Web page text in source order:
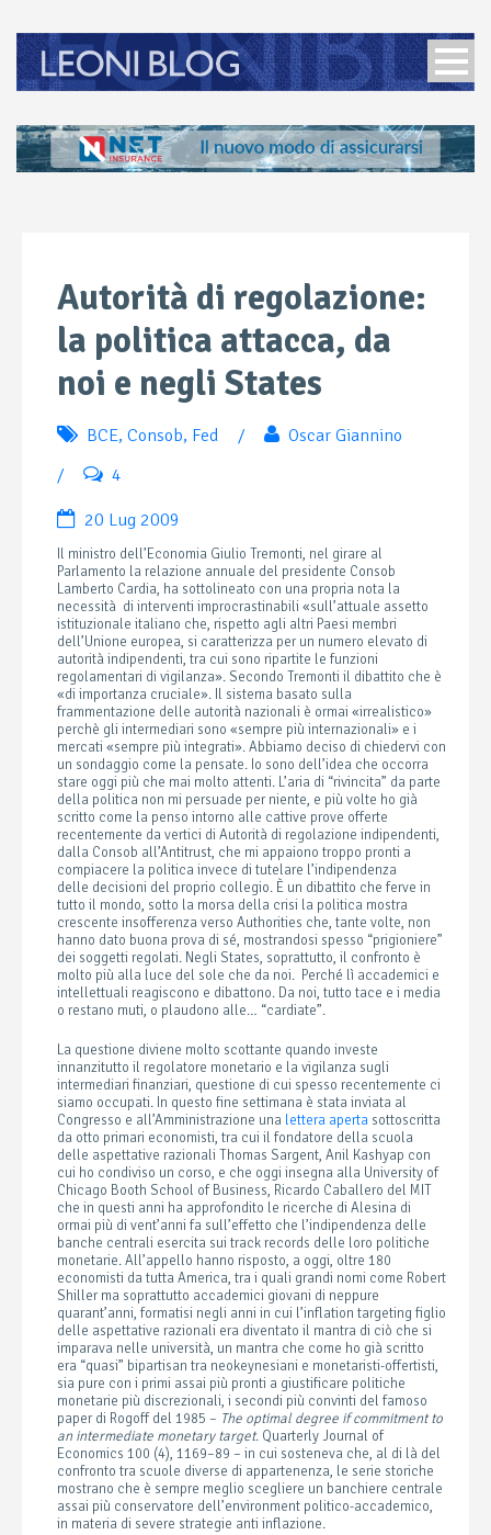
Autorità di regolazione:
la politica attacca, da
noi e negli States
BCE, Consob, Fed /
Oscar Giannino
/
4
20 Lug 2009
Il ministro dell’Economia Giulio Tremonti, nel girare al
Parlamento la relazione annuale del presidente Consob
Lamberto Cardia, ha sottolineato con una propria nota la
necessità di interventi improcrastinabili «sull’attuale assetto
istituzionale italiano che, rispetto agli altri Paesi membri
dell’Unione europea, si caratterizza per un numero elevato di
autorità indipendenti, tra cui sono ripartite le funzioni
regolamentari di vigilanza». Secondo Tremonti il dibattito che è
«di importanza cruciale». Il sistema basato sulla
frammentazione delle autorità nazionali è ormai «irrealistico»
perchè gli intermediari sono «sempre più internazionali» e i
mercati «sempre più integrati». Abbiamo deciso di chiedervi con
un sondaggio come la pensate. Io sono dell’idea che occorra
stare oggi più che mai molto attenti. L’aria di “rivincita” da parte
della politica non mi persuade per niente, e più volte ho già
scritto come la penso intorno alle cattive prove offerte
recentemente da vertici di Autorità di regolazione indipendenti,
dalla Consob all’Antitrust, che mi appaiono troppo pronti a
compiacere la politica invece di tutelare l’indipendenza
delle decisioni del proprio collegio. È un dibattito che ferve in
tutto il mondo, sotto la morsa della crisi la politica mostra
crescente insofferenza verso Authorities che, tante volte, non
hanno dato buona prova di sé, mostrandosi spesso “prigioniere”
dei soggetti regolati. Negli States, soprattutto, il confronto è
molto più alla luce del sole che da noi. Perché lì accademici e
intellettuali reagiscono e dibattono. Da noi, tutto tace e i media
o restano muti, o plaudono alle… “cardiate”.
La questione diviene molto scottante quando investe
innanzitutto il regolatore monetario e la vigilanza sugli
intermediari finanziari, questione di cui spesso recentemente ci
siamo occupati. In questo fine settimana è stata inviata al
Congresso e all’Amministrazione una lettera aperta sottoscritta
da otto primari economisti, tra cui il fondatore della scuola
delle aspettative razionali Thomas Sargent, Anil Kashyap con
cui ho condiviso un corso, e che oggi insegna alla University of
Chicago Booth School of Business, Ricardo Caballero del MIT
che in questi anni ha approfondito le ricerche di Alesina di
ormai più di vent’anni fa sull’effetto che l’indipendenza delle
banche centrali esercita sui track records delle loro politiche
monetarie. All’appello hanno risposto, a oggi, oltre 180
economisti da tutta America, tra i quali grandi nomi come Robert
Shiller ma soprattutto accademici giovani di neppure
quarant’anni, formatisi negli anni in cui l’inflation targeting figlio
delle aspettative razionali era diventato il mantra di ciò che si
imparava nelle università, un mantra che come ho già scritto
era “quasi” bipartisan tra neokeynesiani e monetaristi-offertisti,
sia pure con i primi assai più pronti a giustificare politiche
monetarie più discrezionali, i secondi più convinti del famoso
paper di Rogoff del 1985 – The optimal degree if commitment to
an intermediate monetary target. Quarterly Journal of
Economics 100 (4), 1169–89 – in cui sosteneva che, al di là del
confronto tra scuole diverse di appartenenza, le serie storiche
mostrano che è sempre meglio scegliere un banchiere centrale
assai più conservatore dell’environment politico-accademico,
in materia di severe strategie anti inflazione.